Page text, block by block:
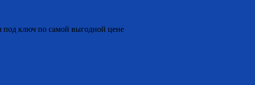
под ключ по самой выгодной цене